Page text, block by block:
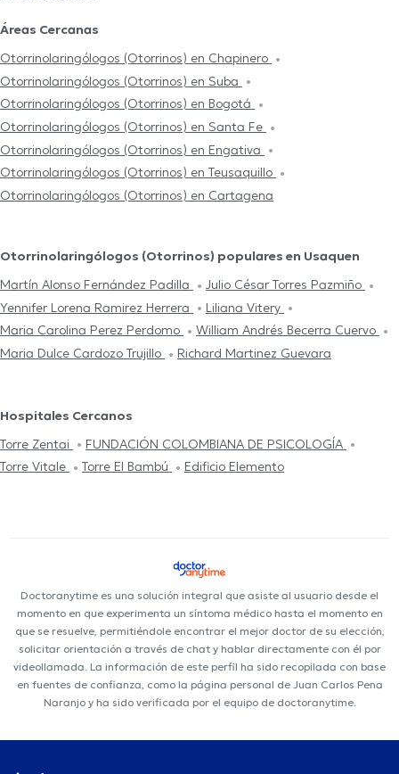
Áreas Cercanas
Otorrinolaringólogos (Otorrinos) en Chapinero
Otorrinolaringólogos (Otorrinos) en Suba
Otorrinolaringólogos (Otorrinos) en Bogotá
Otorrinolaringólogos (Otorrinos) en Santa Fe
Otorrinolaringólogos (Otorrinos) en Engativa
Otorrinolaringólogos (Otorrinos) en Teusaquillo
Otorrinolaringólogos (Otorrinos) en Cartagena
Otorrinolaringólogos (Otorrinos) populares en Usaquen
Martín Alonso Fernández Padilla
Julio César Torres Pazmiño
Yennifer Lorena Ramirez Herrera
Liliana Vitery
Maria Carolina Perez Perdomo
William Andrés Becerra Cuervo
Maria Dulce Cardozo Trujillo
Richard Martinez Guevara
Hospitales Cercanos
Torre Zentai
FUNDACIÓN COLOMBIANA DE PSICOLOGÍA
Torre Vitale
Torre El Bambú Edificio Elemento
Doctoranytime es una solución integral que asiste al usuario desde el
momento en que experimenta un síntoma médico hasta el momento en
que se resuelve, permitiéndole encontrar el mejor doctor de su elección,
solicitar orientación a través de chat y hablar directamente con él por
videollamada. La información de este perfil ha sido recopilada con base
en fuentes de confianza, como la página personal de Juan Carlos Pena
Naranjo y ha sido verificada por el equipo de doctoranytime.